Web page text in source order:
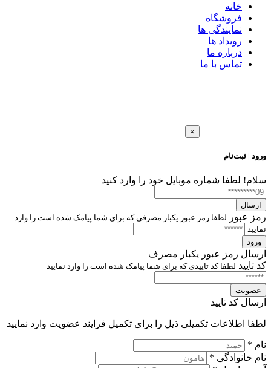
خانه
فروشگاه
نمایندگی ها
رویداد ها
درباره ما
تماس با ما
×
ورود | ثبت‌نام
سلام! لطفا شماره موبایل خود را وارد کنید
ارسال
رمز عبور
لطفا رمز عبور یکبار مصرفی که برای شما پیامک شده است را وارد
نمایید
ورود
ارسال رمز عبور یکبار مصرف
کد تایید لطفا کد تاییدی که برای شما پیامک شده است را وارد نمایید
عضویت
ارسال کد تایید
لطفا اطلاعات تکمیلی ذیل را برای تکمیل فرایند عضویت وارد نمایید
نام *
نام خانوادگی *